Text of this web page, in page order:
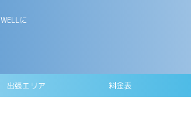
に
出張エリア 料金表